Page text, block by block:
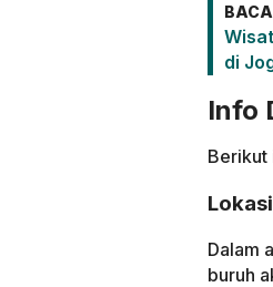
di
Info
Berikut
Dalam
buruh